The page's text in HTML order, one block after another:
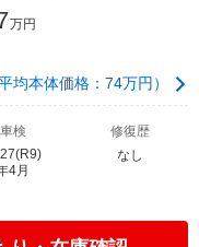
万円
均本体価格：74万円）
車検
4月
修復歴
なし